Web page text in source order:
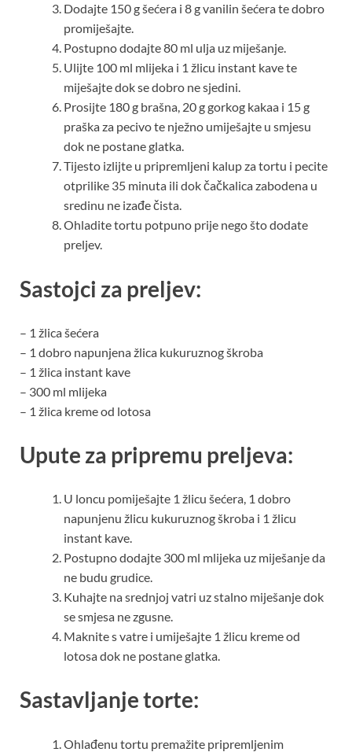
Dodajte 150 g šećera i 8 g vanilin šećera te dobro
promiješajte.
Postupno dodajte 80 ml ulja uz miješanje.
Ulijte 100 ml mlijeka i 1 žlicu instant kave te
miješajte dok se dobro ne sjedini.
Prosijte 180 g brašna, 20 g gorkog kakaa i 15 g
praška za pecivo te nježno umiješajte u smjesu
dok ne postane glatka.
Tijesto izlijte u pripremljeni kalup za tortu i pecite
otprilike 35 minuta ili dok čačkalica zabodena u
sredinu ne izađe čista.
Ohladite tortu potpuno prije nego što dodate
preljev.
Sastojci za preljev:
– 1 žlica šećera
– 1 dobro napunjena žlica kukuruznog škroba
– 1 žlica instant kave
– 300 ml mlijeka
– 1 žlica kreme od lotosa
Upute za pripremu preljeva:
U loncu pomiješajte 1 žlicu šećera, 1 dobro
napunjenu žlicu kukuruznog škroba i 1 žlicu
instant kave.
Postupno dodajte 300 ml mlijeka uz miješanje da
ne budu grudice.
Kuhajte na srednjoj vatri uz stalno miješanje dok
se smjesa ne zgusne.
Maknite s vatre i umiješajte 1 žlicu kreme od
lotosa dok ne postane glatka.
Sastavljanje torte:
Ohlađenu tortu premažite pripremljenim